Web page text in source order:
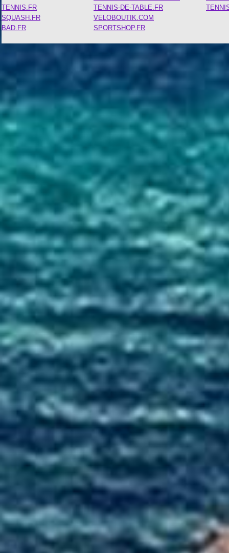
TENNIS.FR
SQUASH.FR
BAD.FR
TENNIS-DE-TABLE.FR
VELOBOUTIK.COM
SPORTSHOP.FR